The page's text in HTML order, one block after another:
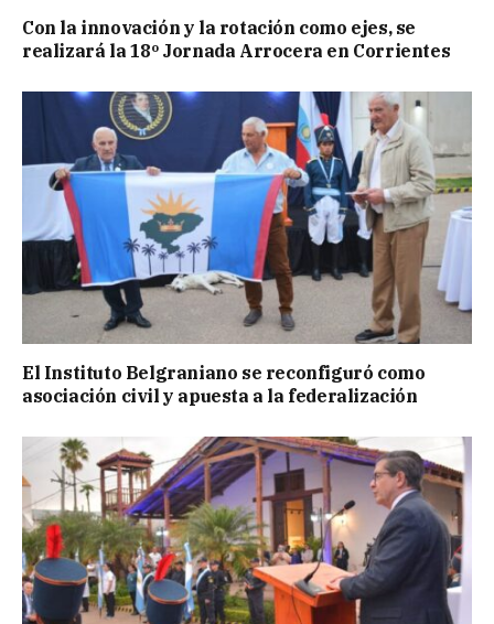
Con la innovación y la rotación como ejes, se
realizará la 18º Jornada Arrocera en Corrientes
El Instituto Belgraniano se reconfiguró como
asociación civil y apuesta a la federalización